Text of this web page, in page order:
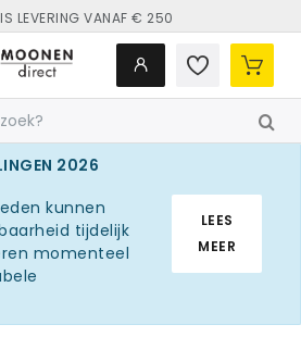
LEVERING VANAF € 250
2026
kunnen
tijdelijk
momenteel
LEES
MEER